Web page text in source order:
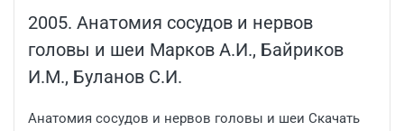
2005. Анатомия сосудов и нервов
головы и шеи Марков А.И., Байриков
И.М., Буланов С.И.
Анатомия сосудов и нервов головы и шеи Скачать